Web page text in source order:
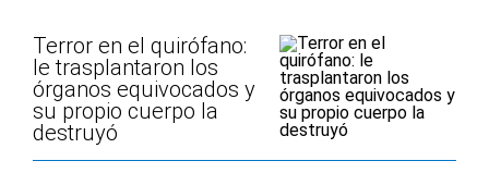
Terror en el quirófano:
le trasplantaron los
órganos equivocados y
su propio cuerpo la
destruyó